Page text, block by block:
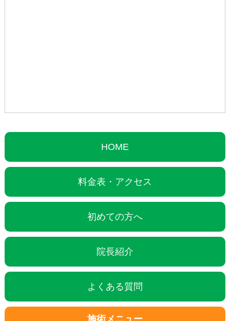
HOME
料金表・アクセス
初めての方へ
院長紹介
よくある質問